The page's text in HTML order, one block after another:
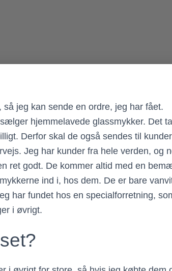
jeg kan sende en ordre, jeg har fået.
hjemmelavede glassmykker. Det
Derfor skal de også sendes til
Jeg har kunder fra hele verden, og
ret godt. De kommer altid med en
ind i, hos dem. De er bare
har fundet hos en specialforretning,
i øvrigt.